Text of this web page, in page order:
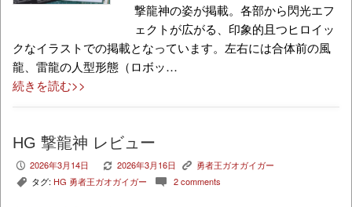
撃龍神の姿が掲載。各部から閃光エフ
ェクトが広がる、印象的且つヒロイッ
クなイラストでの掲載となっています。左右には合体前の風
龍、雷龍の人型形態（ロボッ…
続きを読む>>
HG 撃龍神 レビュー
P 2026年3月14日 V 2026年3月16日 K 勇者王ガオガイガー
, タグ: HG 勇者王ガオガイガー c 2 comments